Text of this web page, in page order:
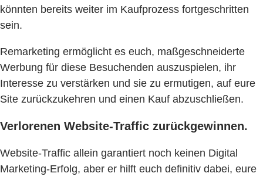
könnten bereits weiter im Kaufprozess fortgeschritten
sein.
Remarketing ermöglicht es euch, maßgeschneiderte
Werbung für diese Besuchenden auszuspielen, ihr
Interesse zu verstärken und sie zu ermutigen, auf eure
Site zurückzukehren und einen Kauf abzuschließen.
Verlorenen Website-Traffic zurückgewinnen.
Website-Traffic allein garantiert noch keinen Digital
Marketing-Erfolg, aber er hilft euch definitiv dabei, eure